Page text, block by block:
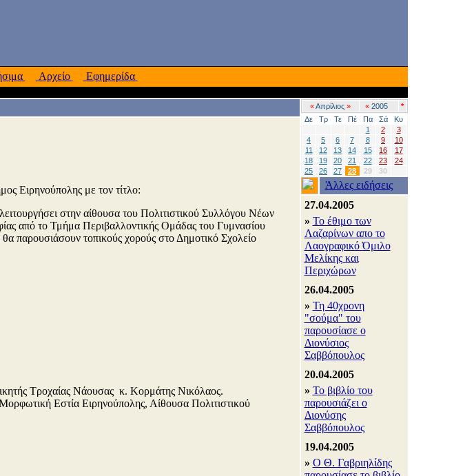
Αρχείο Εφημερίδα
Ειρηνούπολης με τον τίτλο:
στην αίθουσα του Πολιτιστικού Συλλόγου Νέων
από το Τμήμα Περιβαλλοντικής Ομάδας του Γυμνασίου
παρουσιάσουν τοπικούς χορούς στο Δημοτικό Σχολείο
Τροχαίας Νάουσας κ. Κορμάτης Νικόλαος.
Εστία Ειρηνούπολης, Αίθουσα Πολιτιστικού
«Απρίλιος » « 2005
*
Δε
Τρ Τε Πέ Πα Σά
Κυ
1
2
3
4
5 6 7 8 9
10
11
12 13 14 15 16
17
18
19 20 21 22 23
24
25
26 27 28 29 30
Άλλες ειδήσεις
27.04.2005
» Το έθιμο των
Λαζαρίνων απο το
Λαογραφικό Όμιλο
Μελίκης και
Περιχώρων
26.04.2005
» Τη 40χρονη
"σούμα" του
παρουσίασε ο
Διονύσιος
Σαββόπουλος
20.04.2005
» Το βιβλίο του
παρουσιάζει ο
Διονύσης
Σαββόπουλος
19.04.2005
» Ο Θ. Γαβριηλίδης